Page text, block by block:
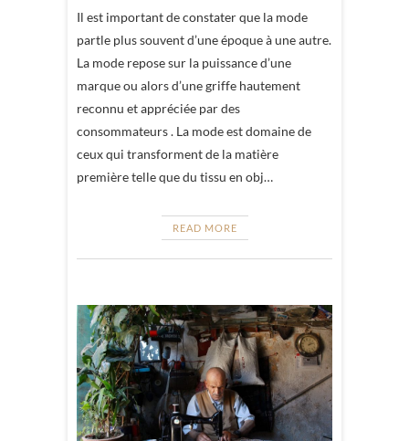
Il est important de constater que la mode
partle plus souvent d’une époque à une autre.
La mode repose sur la puissance d’une
marque ou alors d’une griffe hautement
reconnu et appréciée par des
consommateurs . La mode est domaine de
ceux qui transforment de la matière
première telle que du tissu en obj…
READ MORE